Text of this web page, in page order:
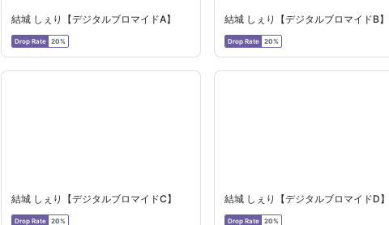
結城 しぇり【デジタルブロマイドA】
Drop Rate 20%
結城 しぇり【デジタルブロマイドB】
Drop Rate 20%
結城 しぇり【デジタルブロマイドC】
Drop Rate 20%
結城 しぇり【デジタルブロマイドD】
Drop Rate 20%